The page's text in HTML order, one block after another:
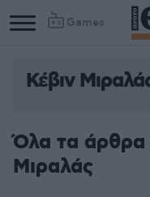
Games
Κέβιν
Όλα τα άρθρα
Μιραλάς